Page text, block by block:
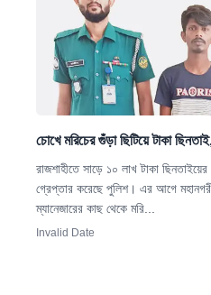
চোখে মরিচের গুঁড়া ছিটিয়ে টাকা
রাজশাহীতে সাড়ে ১০ লাখ টাকা
গ্রেপ্তার করেছে পুলিশ। এর আগে
ম্যানেজারের কাছ থেকে মরি...
Invalid Date